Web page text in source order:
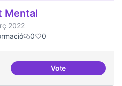
Mental
2022
0 0
VoteJornades de Salut